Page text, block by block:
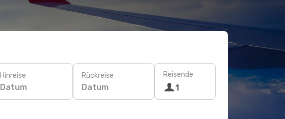
Hinreise
Datum
Rückreise
Datum
Reisende
1